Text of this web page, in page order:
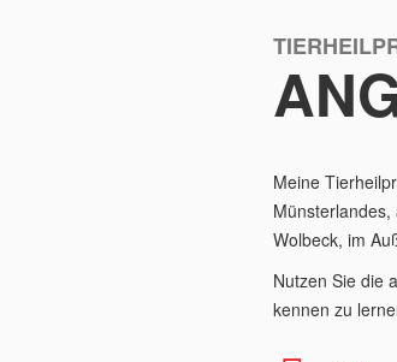
Meine
Wolbeck, im
Nutzen Sie die
kennen zu